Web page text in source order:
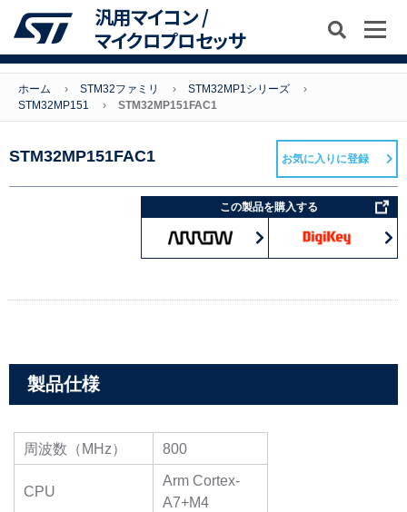
汎用マイコン /
マイクロプロセッサ
ホーム STM32ファミリ
STM32MP1シリーズ
STM32MP151
STM32MP151FAC1
STM32MP151FAC1
この製品を購入する
お気に入りに登録
製品仕様
周波数（MHz） 800
CPU
Arm Cortex-
A7+M4